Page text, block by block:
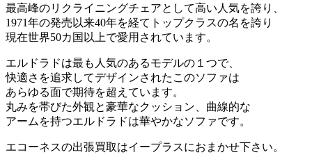
最高峰のリクライニングチェアとして高い人気を誇り、
1971年の発売以来40年を経てトップクラスの名を誇り
現在世界50カ国以上で愛用されています。
エルドラドは最も人気のあるモデルの１つで、
快適さを追求してデザインされたこのソファは
あらゆる面で期待を超えています。
丸みを帯びた外観と豪華なクッション、曲線的な
アームを持つエルドラドは華やかなソファです。
エコーネスの出張買取はイープラスにおまかせ下さい。